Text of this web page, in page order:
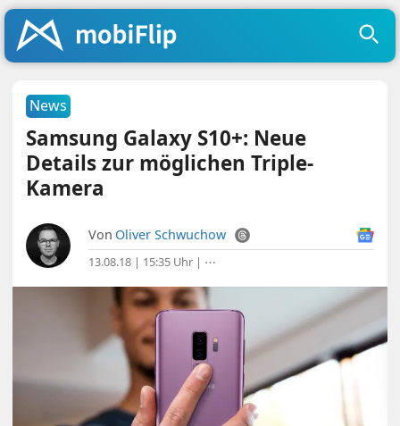
News
Samsung Galaxy S10+: Neue
Details zur möglichen Triple-
Kamera
Von Oliver Schwuchow
13.08.18 | 15:35 Uhr | ⋯